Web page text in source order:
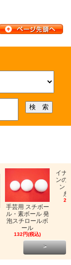
手芸用 スチボー
ル・素ボール 発
泡スチロールボ
ール
132円(税込)
イナ
ンの
ン
糸
>